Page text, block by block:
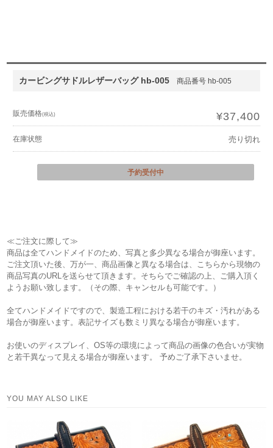
カービングサドルレザーバッグ hb-005 商品番号 hb-005
販売価格(税込) ¥37,400
在庫状態 売り切れ
予約受付中
≪ご注文に際して≫
商品は全てハンドメイドのため、写真と多少異なる場合が御座います。
ご注文頂いた後、万が一、商品画像と異なる場合は、こちらから現物の
商品写真のURLを送らせて頂きます。そちらでご確認の上、ご購入頂く
ようお願い致します。（その際、キャンセルも可能です。）
全てハンドメイドですので、製造工程における若干のキズ・汚れがある
場合が御座います。表記サイズも数ミリ異なる場合が御座います。
お使いのディスプレイ、OS等の環境によって商品の画像の色合いが実物
と若干異なって見える場合が御座います。 予めご了承下さいませ。
YOU MAY ALSO LIKE